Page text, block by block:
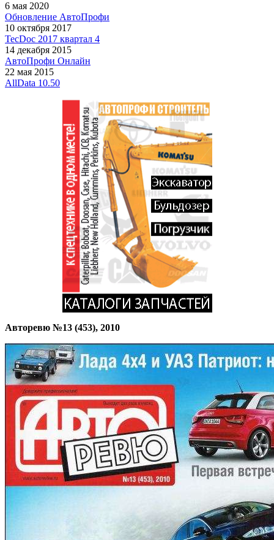
6 мая 2020
Обновление АвтоПрофи
10 октября 2017
TecDoc 2017 квартал 4
14 декабря 2015
АвтоПрофи Онлайн
22 мая 2015
AllData 10.50
Авторевю №13 (453), 2010